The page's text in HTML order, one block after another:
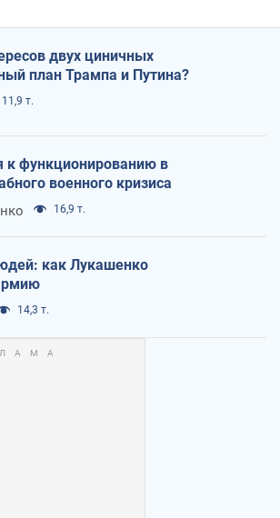
двух циничных
план Трампа и Путина?
11,9 т.
к функционированию в
военного кризиса
16,9 т.
как Лукашенко
14,3 т.